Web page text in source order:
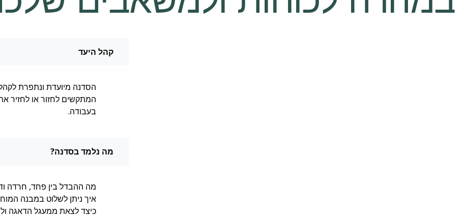
קהל היעד
הסדנה מיועדת ונתפרת
המתקשים לחזור או לחזיר
בעבודה.
מה נלמד בסדנה?
מה ההבדל בין פחד, חרדה
איך ניתן לשלוט במבנה
כיצד לצאת ממעגל הדאגה